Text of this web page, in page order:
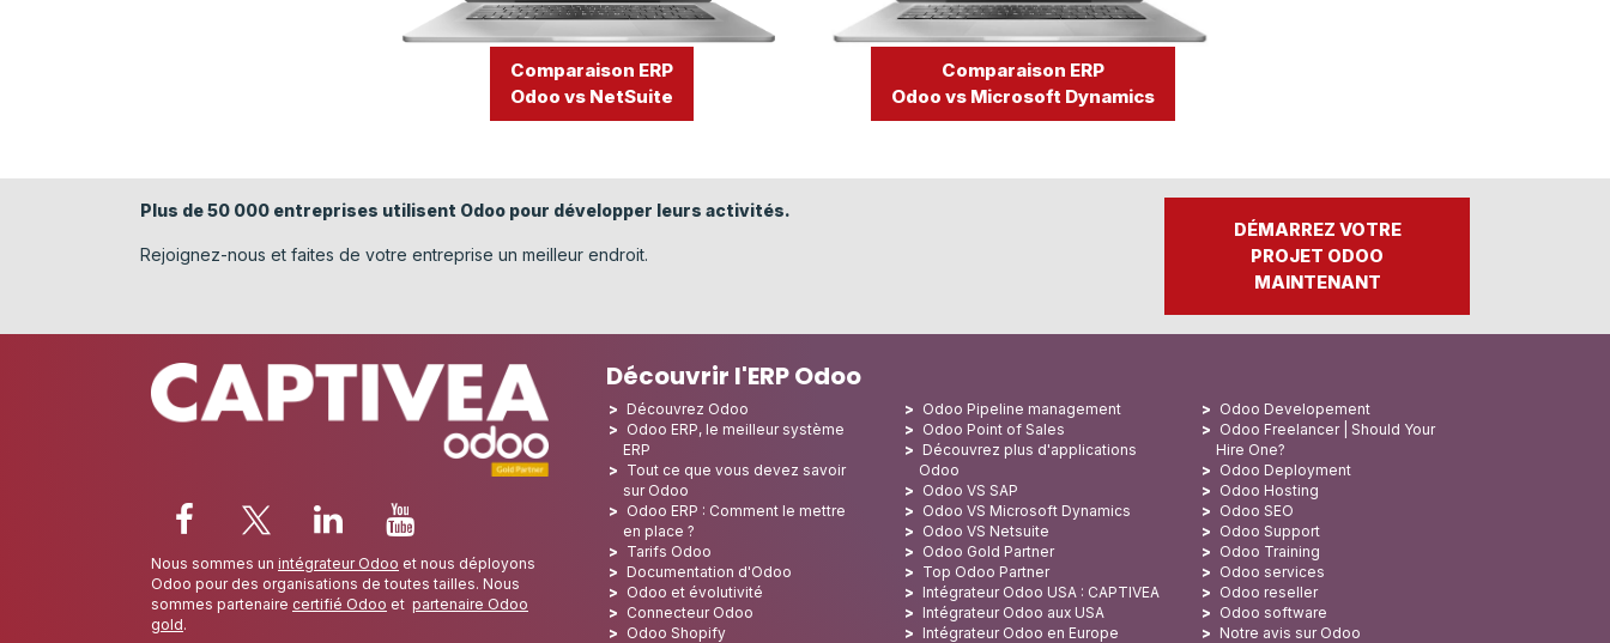
Comparaison ERP
Odoo vs NetSuite
Comparaison ERP
Odoo vs Microsoft Dynamics
Plus de 50 000 entreprises utilisent Odoo pour développer leurs activités.
​Rejoignez-nous et faites de votre entreprise un meilleur endroit.
DÉMARREZ VOTRE
PROJET ODOO
MAINTENANT
Nous sommes un intégrateur Odoo et nous déployons
Odoo pour des organisations de toutes tailles. Nous
sommes partenaire certifié Odoo et partenaire Odoo
gold.
Découvrir l'ERP Odoo
Découvrez Odoo
Odoo ERP, le meilleur système
ERP
Tout ce que vous devez savoir
sur Odoo
Odoo ERP : Comment le mettre
en place ?
Tarifs Odoo
Documentation d'Odoo
Odoo et évolutivité
Connecteur Odoo
Odoo Shopify
Odoo Pipeline management
Odoo Point of Sales
Découvrez plus d'applications
Odoo
Odoo VS SAP
Odoo VS Microsoft Dynamics
Odoo VS Netsuite
Odoo Gold Partner
Top Odoo Partner
Intégrateur Odoo USA : CAPTIVEA
Intégrateur Odoo aux USA
Intégrateur Odoo en Europe
Odoo Developement
Odoo Freelancer | Should Your
Hire One?
Odoo Deployment
Odoo Hosting
Odoo SEO
Odoo Support
Odoo Training
Odoo services
Odoo reseller
Odoo software
Notre avis sur Odoo